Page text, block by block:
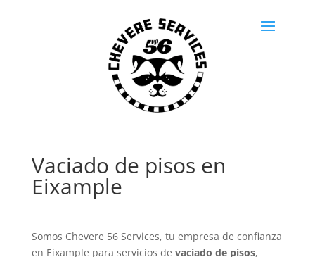
Vaciado de pisos en
Eixample
Somos Chevere 56 Services, tu empresa de confianza
en Eixample para servicios de vaciado de pisos,